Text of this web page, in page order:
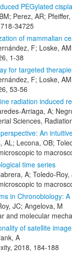
PEGylated
Perez, AR;
34725
of mammalian
F; Loske, AM
1-38
for targeted
F; Loske, AM
53-56
radiation induced
Arriaga, A;
Sciences,
An
AL; Lecona, OB;
to
time series
A; Toledo-
to
in Chronobiology:
JC; Angelova, M
and molecular
of satellite
A
2018, 184-188